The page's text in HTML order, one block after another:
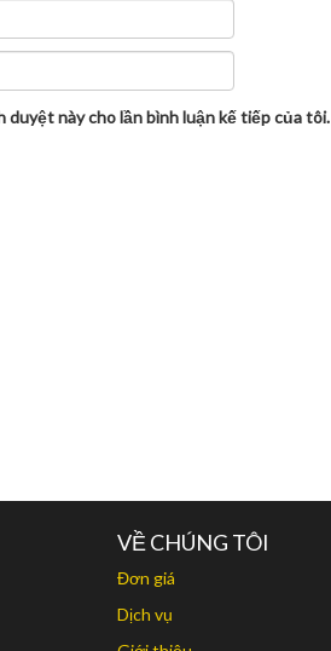
này cho lần bình luận kế tiếp của tôi.
VỀ CHÚNG TÔI
Đơn giá
Dịch vụ